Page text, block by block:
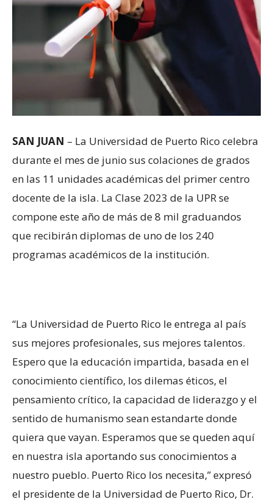
SAN JUAN – La Universidad de Puerto Rico celebra
durante el mes de junio sus colaciones de grados
en las 11 unidades académicas del primer centro
docente de la isla. La Clase 2023 de la UPR se
compone este año de más de 8 mil graduandos
que recibirán diplomas de uno de los 240
programas académicos de la institución.
“La Universidad de Puerto Rico le entrega al país
sus mejores profesionales, sus mejores talentos.
Espero que la educación impartida, basada en el
conocimiento científico, los dilemas éticos, el
pensamiento crítico, la capacidad de liderazgo y el
sentido de humanismo sean estandarte donde
quiera que vayan. Esperamos que se queden aquí
en nuestra isla aportando sus conocimientos a
nuestro pueblo. Puerto Rico los necesita,” expresó
el presidente de la Universidad de Puerto Rico, Dr.